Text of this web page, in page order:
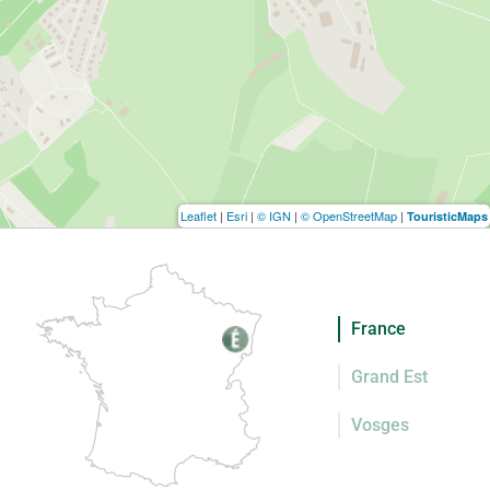
Leaflet | Esri | © IGN | © OpenStreetMap | TouristicMaps
France
Grand Est
Vosges